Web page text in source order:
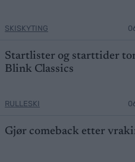
SKISKYTING
Startlister og starttider
Blink Classics
RULLESKI
Gjør comeback etter